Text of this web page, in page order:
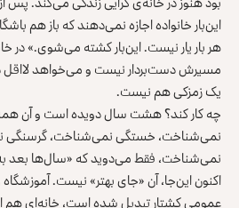
این‌بار خانواده اجازه نمی‌دهند که باز هم
هر بار یار نیست. این‌بار کشته می‌شوی.» در
مسیرش دست‌بردار نیست و می‌خواهد لااقل
یک زمزکی هم نیست.
چه کار کند؟ هشت سال دویده است و آن
نمی‌شناخت، خستگی نمی‌شناخت، گرسنگی
نمی‌شناخت، فقط می‌دوید که «سال‌ها بعد
اکنون این‌جا، آن «جای بهتر» نیست.
عمومی کشتار تبدیل شده است، خانه‌ای هم